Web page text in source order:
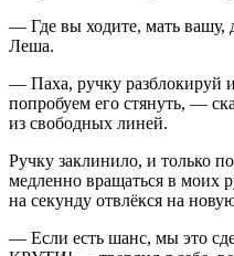
— Где вы ходите, мать вашу,
Леша.
— Паха, ручку разблокируй
попробуем его стянуть, —
из свободных линей.
Ручку заклинило, и только
медленно вращаться в моих
на секунду отвлёкся на
— Если есть шанс, мы это